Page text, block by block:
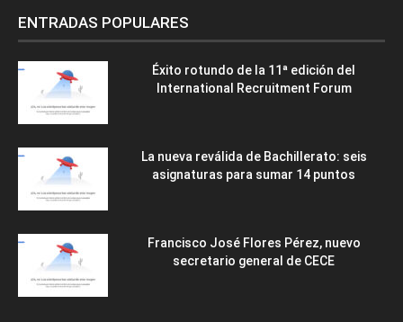
ENTRADAS POPULARES
Éxito rotundo de la 11ª edición del
International Recruitment Forum
La nueva reválida de Bachillerato: seis
asignaturas para sumar 14 puntos
Francisco José Flores Pérez, nuevo
secretario general de CECE